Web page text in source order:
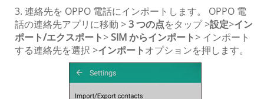
3. 連絡先を OPPO 電話にインポートします。 OPPO 電
話の連絡先アプリに移動 >3 つの点をタップ >設定>イン
ポート/エクスポート>SIM からインポート> インポート
する連絡先を選択 >インポートオプションを押します。